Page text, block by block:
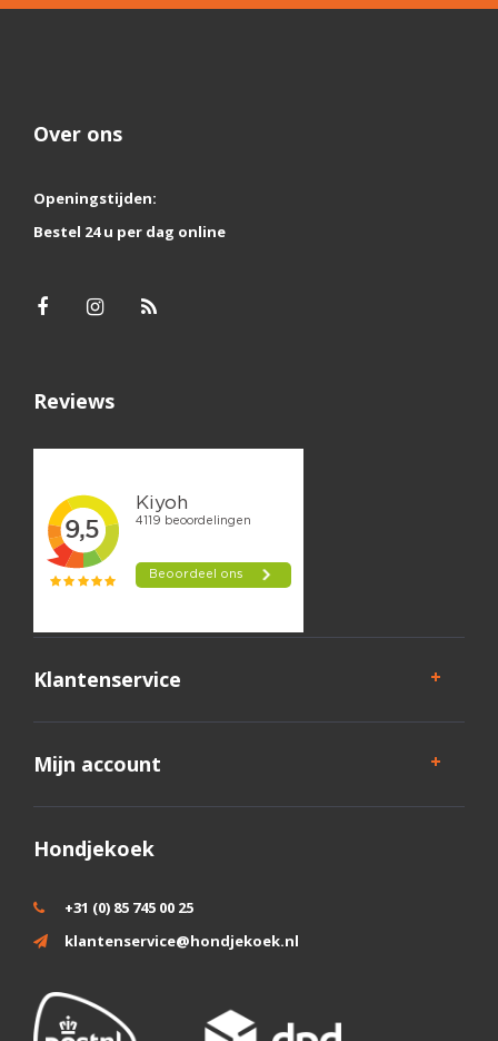
Over ons
Openingstijden:
Bestel 24 u per dag online
Reviews
Klantenservice
Mijn account
Hondjekoek
+31 (0) 85 745 00 25
klantenservice@hondjekoek.nl